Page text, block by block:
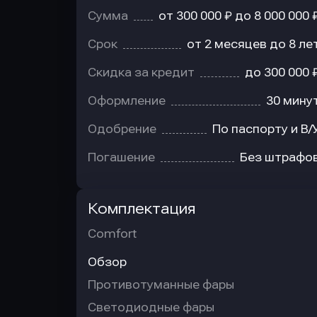
Сумма от 300 000 ₽ до 8 000 000
Срок от 2 месяцев до 8
Скидка за кредит до 300 000
Оформление 30
Одобрение По паспорту и В/
Погашение Без
Комплектация
Comfort
Обзор
Противотуманные фары
Светодиодные фары